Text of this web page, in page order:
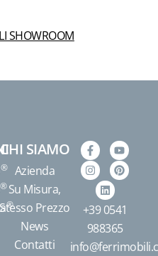
SHOWROOM
®
®
®
CHI SIAMO
Azienda
Su Misura,
Stesso Prezzo
News
Contatti
+39 0541
988365